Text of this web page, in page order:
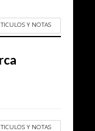
Y NOTAS
Y NOTAS